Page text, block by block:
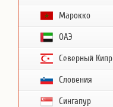
Марокко
ОАЭ
Северный Кипр
Словения
Сингапур